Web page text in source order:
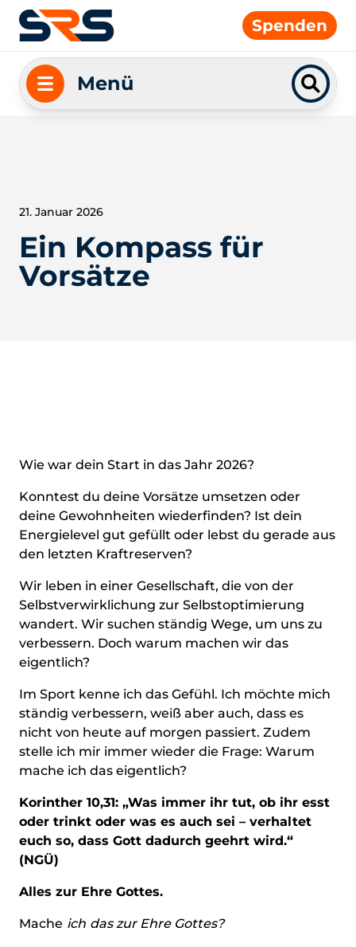
Spenden
Menü
21. Januar 2026
Ein Kompass für
Vorsätze
Wie war dein Start in das Jahr 2026?
Konntest du deine Vorsätze umsetzen oder
deine Gewohnheiten wiederfinden? Ist dein
Energielevel gut gefüllt oder lebst du gerade aus
den letzten Kraftreserven?
Wir leben in einer Gesellschaft, die von der
Selbstverwirklichung zur Selbstoptimierung
wandert. Wir suchen ständig Wege, um uns zu
verbessern. Doch warum machen wir das
eigentlich?
Im Sport kenne ich das Gefühl. Ich möchte mich
ständig verbessern, weiß aber auch, dass es
nicht von heute auf morgen passiert. Zudem
stelle ich mir immer wieder die Frage: Warum
mache ich das eigentlich?
Korinther 10,31: „Was immer ihr tut, ob ihr esst
oder trinkt oder was es auch sei – verhaltet
euch so, dass Gott dadurch geehrt wird.“
(NGÜ)
Alles zur Ehre Gottes.
Mache ich das zur Ehre Gottes?